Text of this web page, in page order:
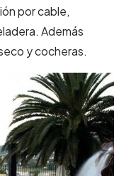
por cable,
Además
y cocheras.